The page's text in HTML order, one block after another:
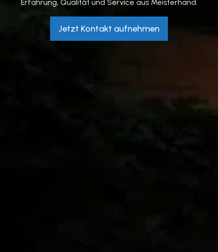
Erfahrung, Qualität und Service aus Meisterhand.
Jetzt Kontakt aufnehmen